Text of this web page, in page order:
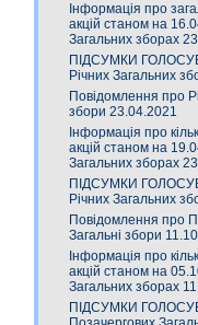
Інформація про
акцій станом на
Загальних зборах
ПІДСУМКИ
Річних Загальних
Повідомлення про
збори 23.04.2021
Інформація про
акцій станом на
Загальних зборах
ПІДСУМКИ
Річних Загальних
Повідомлення про
Загальні збори
Інформація про
акцій станом на
Загальних зборах
ПІДСУМКИ